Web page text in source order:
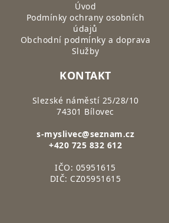
Úvod
Podmínky ochrany osobních
údajů
Obchodní podmínky a doprava
Služby
KONTAKT
Slezské náměstí 25/28/10
74301 Bílovec
s-myslivec@seznam.cz
+420 725 832 612
IČO: 05951615
DIČ: CZ05951615